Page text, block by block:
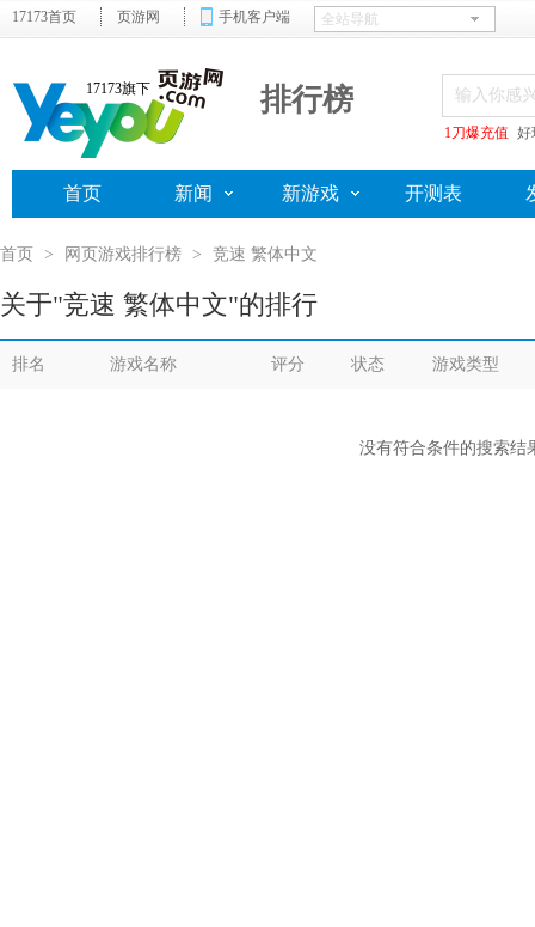
17173首页 页游网 手机客户端
17173旗下 排行榜
1刀爆充值 好
首页 新闻 新游戏 开测表
首页 > 网页游戏排行榜 > 竞速 繁体中文
关于"竞速 繁体中文"的排行
排名 游戏名称 评分 状态 游戏类型
没有符合条件的搜索结